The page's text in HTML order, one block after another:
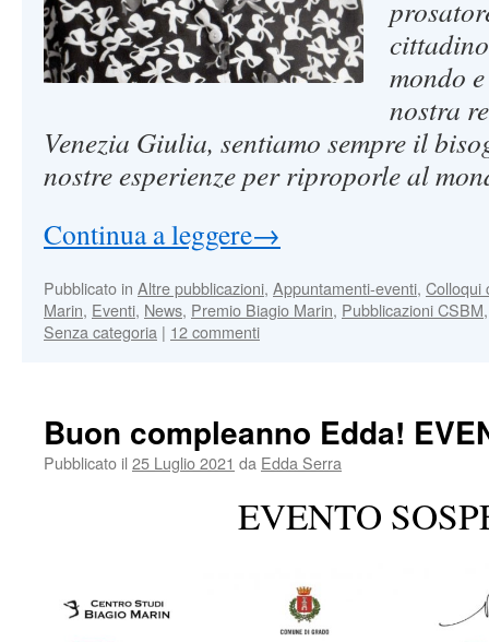
mondo
nostra
Venezia Giulia, sentiamo sempre il
nostre esperienze per riproporle al
Continua a leggere→
Pubblicato in Altre pubblicazioni, Appuntamenti-eventi, Colloqui
Marin, Eventi, News, Premio Biagio Marin, Pubblicazioni CSBM
Senza categoria | 12 commenti
Buon compleanno Edda!
Pubblicato il 25 Luglio 2021 da Edda Serra
EVENTO